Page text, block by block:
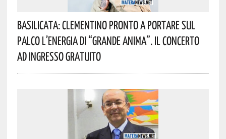
Basilicata: Clementino Pronto A Portare Sul
Palco L’energia Di “Grande Anima”. Il Concerto
Ad Ingresso Gratuito